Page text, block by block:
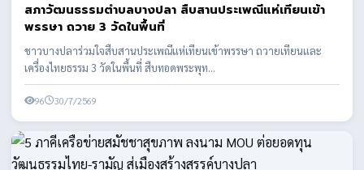
สภาวัฒนธรรมตำบลบางปลา สืบสานประเพณีแห่เทียนเข้า
พรรษา ถวาย 3 วัดในพื้นที่
ชาวบางปลาร่วมใจสืบสานประเพณีแห่เทียนเข้าพรรษา ถวายเทียนและ
เครื่องไทยธรรม 3 วัดในพื้นที่ สืบทอดพระพุท...
96 30/7/2569